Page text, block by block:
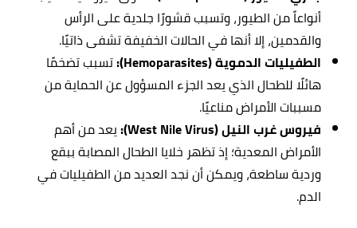
أنواعاً من الطيور، وتسبب قشورًا جلدية على الرأس
والقدمين، إلا أنها في الحالات الخفيفة تشفى ذاتيًا.
الطفيليات الدموية (Hemoparasites):
تسبب تضخمًا
هائلًا للطحال الذي يعد الجزء المسؤول عن الحماية من
مسببات الأمراض مناعيًا.
فيروس غرب النيل (West Nile Virus):
يعد من أهم
الأمراض المعدية؛ إذ تظهر خلايا الطحال المصابة ببقع
وردية ساطعة، ويمكن أن نجد العديد من الطفيليات في
الدم.